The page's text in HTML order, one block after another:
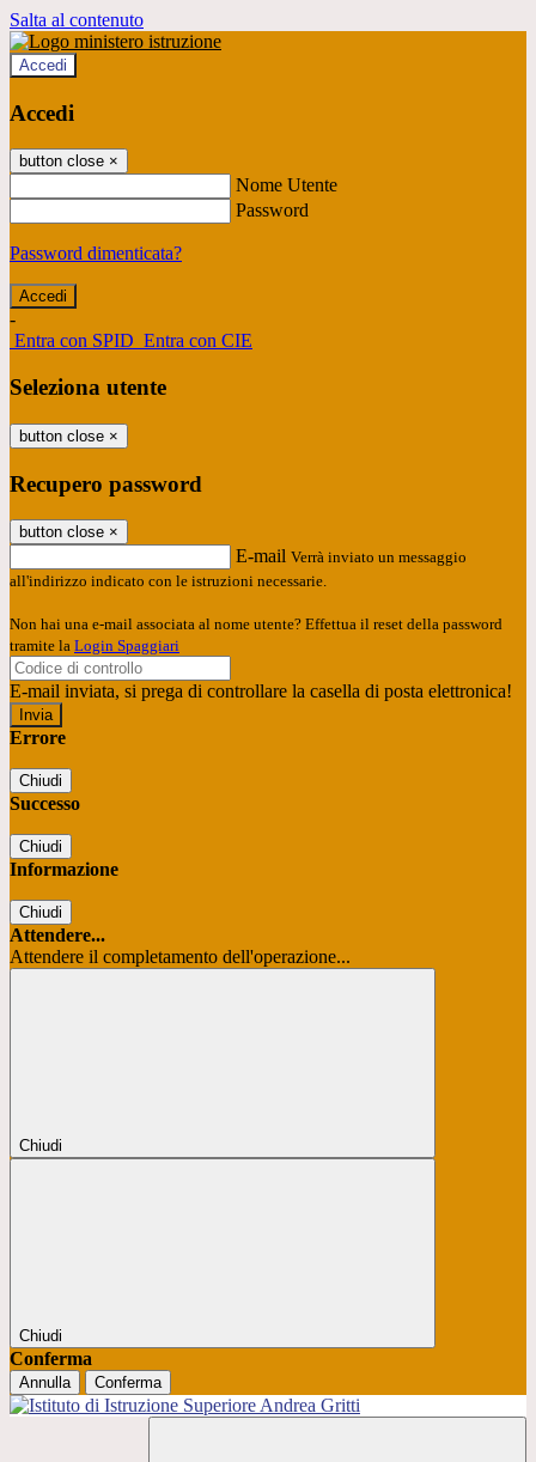
Salta al contenuto
Accedi
Accedi
button close ×
Nome Utente
Password
Password dimenticata?
-
Entra con SPID Entra con CIE
Seleziona utente
button close ×
Recupero password
button close ×
E-mail Verrà inviato un messaggio
all'indirizzo indicato con le istruzioni necessarie.
Non hai una e-mail associata al nome utente? Effettua il reset della password
tramite la Login Spaggiari
E-mail inviata, si prega di controllare la casella di posta elettronica!
Errore
Chiudi
Successo
Chiudi
Informazione
Chiudi
Attendere...
Attendere il completamento dell'operazione...
Chiudi
Chiudi
Conferma
Annulla Conferma